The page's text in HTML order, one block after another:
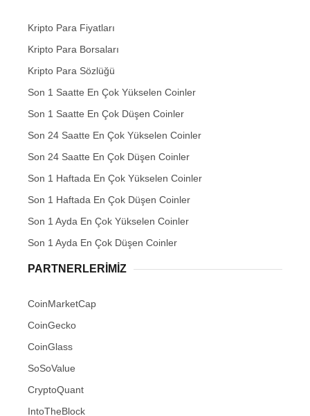
Kripto Para Fiyatları
Kripto Para Borsaları
Kripto Para Sözlüğü
Son 1 Saatte En Çok Yükselen Coinler
Son 1 Saatte En Çok Düşen Coinler
Son 24 Saatte En Çok Yükselen Coinler
Son 24 Saatte En Çok Düşen Coinler
Son 1 Haftada En Çok Yükselen Coinler
Son 1 Haftada En Çok Düşen Coinler
Son 1 Ayda En Çok Yükselen Coinler
Son 1 Ayda En Çok Düşen Coinler
PARTNERLERIMIZ
CoinMarketCap
CoinGecko
CoinGlass
SoSoValue
CryptoQuant
IntoTheBlock